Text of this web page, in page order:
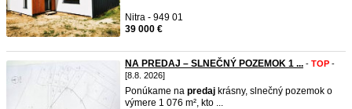
Nitra - 949 01
39 000 €
NA PREDAJ – SLNEČNÝ POZEMOK 1 ... - TOP -
[8.8. 2026]
Ponúkame na predaj krásny, slnečný pozemok o
výmere 1 076 m², kto ...